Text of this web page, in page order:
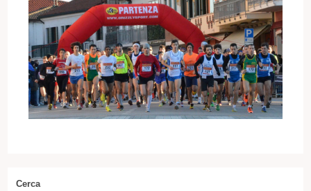
Cerca